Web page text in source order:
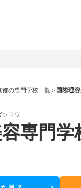
都の専門学校一覧 国際理
ッコウ
専門学